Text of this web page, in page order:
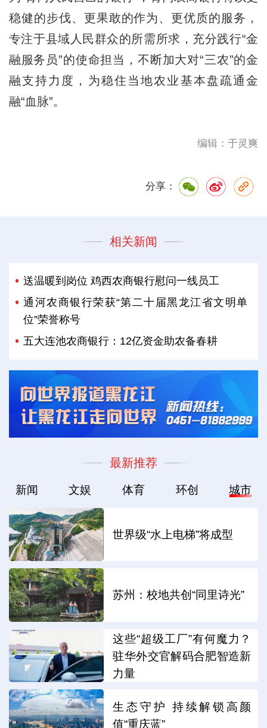
稳健的步伐、更果敢的作为、更优质的服务，
专注于县域人民群众的所需所求，充分践行“金
融服务员”的使命担当，不断加大对“三农”的金
融支持力度，为稳住当地农业基本盘疏通金
融“血脉”。
编辑：于灵爽
分享：
相关新闻
送温暖到岗位 鸡西农商银行慰问一线员工
通河农商银行荣获“第二十届黑龙江省文明单
位”荣誉称号
五大连池农商银行：12亿资金助农备春耕
最新推荐
新闻 文娱 体育 环创 城市
世界级“水上电梯”将成型
苏州：校地共创“同里诗光”
这些“超级工厂”有何魔力？
驻华外交官解码合肥智造新
力量
生态守护 持续解锁高颜
值“重庆蓝”